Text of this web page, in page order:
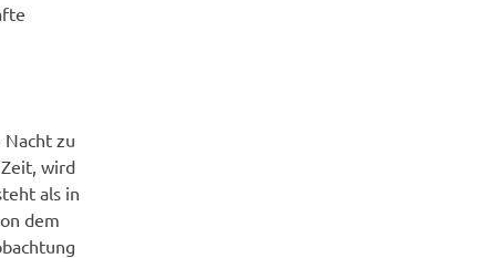
zu
wird
als in
dem